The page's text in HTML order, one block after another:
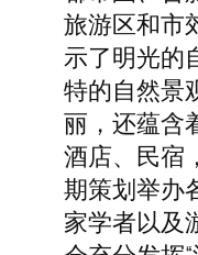
旅游区和市
示了明光的
特的自然景
丽，还蕴含
酒店、民宿
期策划举办
家学者以及